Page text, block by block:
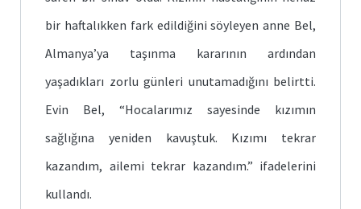
bir haftalıkken fark edildiğini söyleyen anne Bel,
Almanya’ya taşınma kararının ardından
yaşadıkları zorlu günleri unutamadığını belirtti.
Evin Bel, “Hocalarımız sayesinde kızımın
sağlığına yeniden kavuştuk. Kızımı tekrar
kazandım, ailemi tekrar kazandım.” ifadelerini
kullandı.